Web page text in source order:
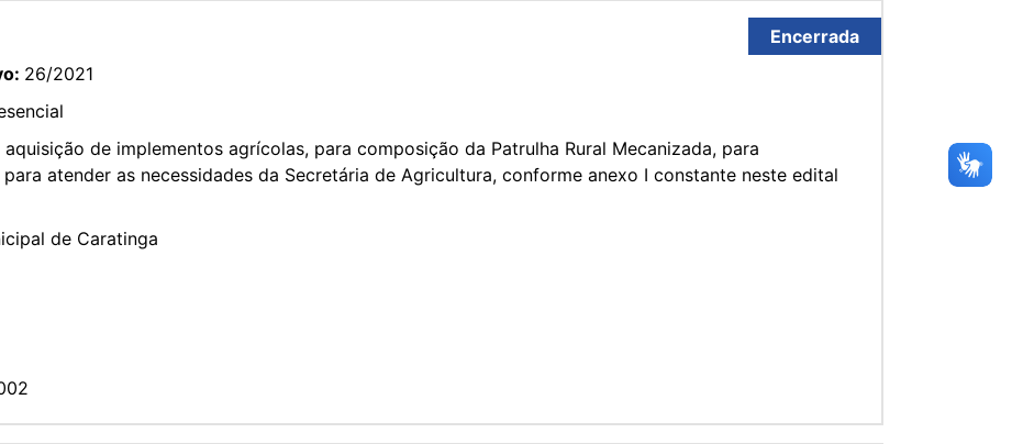
Encerrada
26/2021
aquisição de implementos agrícolas, para composição da Patrulha Rural Mecanizada, para
atender as necessidades da Secretária de Agricultura, conforme anexo I constante neste edital
de Caratinga